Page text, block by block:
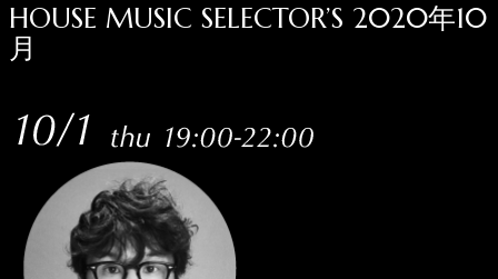
HOUSE MUSIC SELECTOR’S 2020年10
月